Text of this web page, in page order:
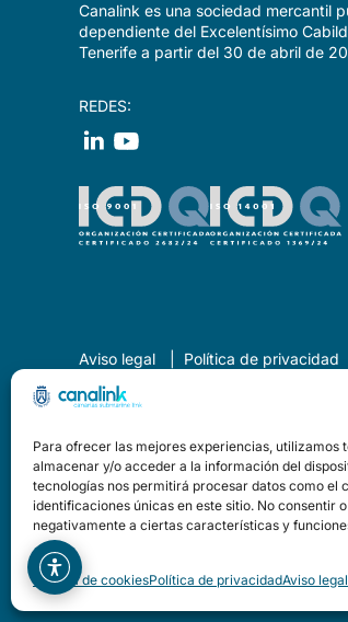
Para ofrecer las mejores experiencias, utilizamos
almacenar y/o acceder a la información del
tecnologías nos permitirá procesar datos como el
identificaciones únicas en este sitio. No consentir
negativamente a ciertas características y
Política de cookiesPolítica de privacidadAviso legal
Canalink es una sociedad mercantil
dependiente del Excelentísimo
Tenerife a partir del 30 de abril de
REDES:
Aviso legal Política de privacidad
Declaración de Accesibilidad
Copyright © 2026 Canarias Submarine